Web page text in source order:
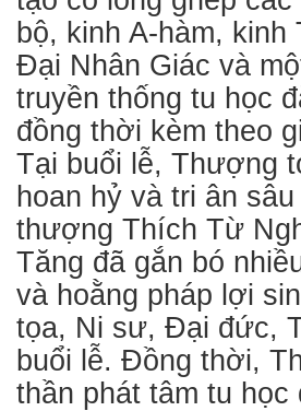
bộ, kinh A-hàm,
Đại Nhân Giác và
truyền thống tu học
đồng thời kèm theo
Tại buổi lễ, Thượng
hoan hỷ và tri ân
thượng Thích Từ
Tăng đã gắn bó
và hoằng pháp lợi
tọa, Ni sư, Đại đức,
buổi lễ. Đồng thời,
thần phát tâm tu